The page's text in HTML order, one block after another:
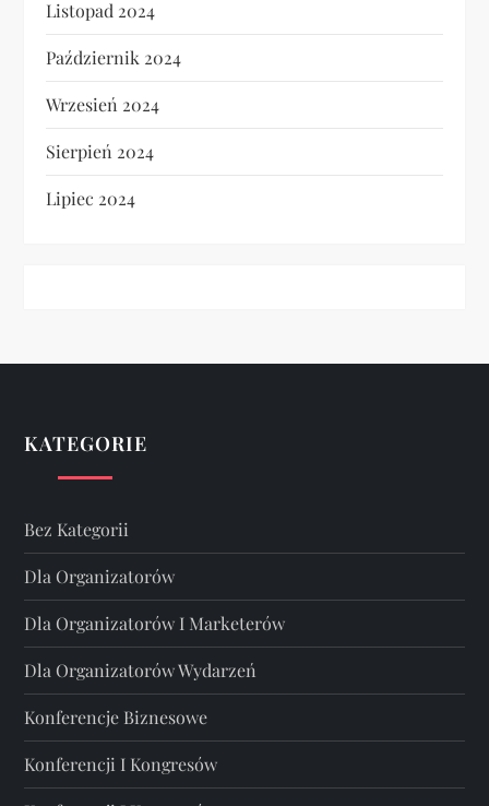
Listopad 2024
Październik 2024
Wrzesień 2024
Sierpień 2024
Lipiec 2024
KATEGORIE
Bez Kategorii
Dla Organizatorów
Dla Organizatorów I Marketerów
Dla Organizatorów Wydarzeń
Konferencje Biznesowe
Konferencji I Kongresów